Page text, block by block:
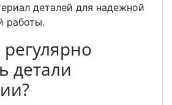
деталей для надежной
работы.
детали